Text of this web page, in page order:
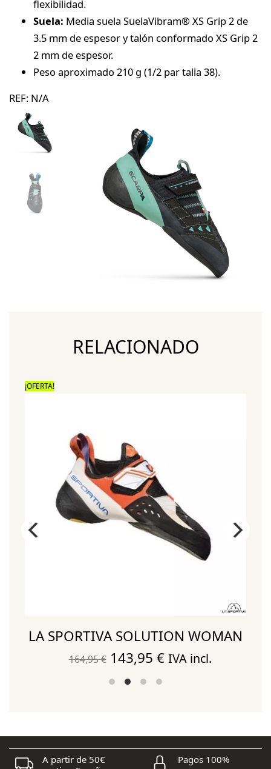
flexibilidad.
Suela: Media suela SuelaVibram® XS Grip 2 de
3.5 mm de espesor y talón conformado XS Grip 2
2 mm de espesor.
Peso aproximado 210 g (1/2 par talla 38).
REF: N/A
RELACIONADO
¡OFERTA!
LA SPORTIVA SOLUTION WOMAN
164,95€ El
precio
164,95 €.
143,95 €El
143,95 €.
IVA incl.
A partir de 50€
Pagos 100%